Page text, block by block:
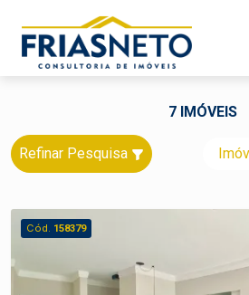
7 IMÓVEIS
Refinar Pesquisa
Cód. 158379